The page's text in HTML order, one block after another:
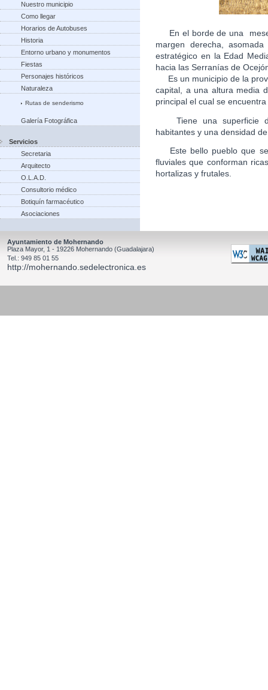
Nuestro municipio
Como llegar
Horarios de Autobuses
Historia
Entorno urbano y monumentos
Fiestas
Personajes históricos
Naturaleza
Rutas de senderismo
Galería Fotográfica
Servicios
Secretaria
Arquitecto
O.L.A.D.
Consultorio médico
Botiquín farmacéutico
Asociaciones
En el borde de una
margen derecha,
estratégico en la Edad
hacia las Serranías de
Es un municipio de la
capital, a una altura media
principal el cual se
Tiene una superficie
habitantes y una densidad
Este bello pueblo que se
fluviales que conforman
hortalizas y frutales.
Ayuntamiento de Mohernando
Plaza Mayor, 1 - 19226 Mohernando (Guadalajara)
Tel.: 949 85 01 55
http://mohernando.sedelectronica.es